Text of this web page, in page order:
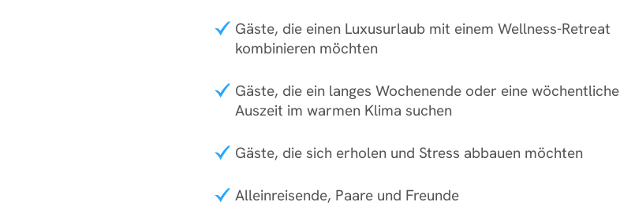
Gäste, die einen Luxusurlaub mit einem Wellness-Retreat
kombinieren möchten
Gäste, die ein langes Wochenende oder eine wöchentliche
Auszeit im warmen Klima suchen
Gäste, die sich erholen und Stress abbauen möchten
Alleinreisende, Paare und Freunde